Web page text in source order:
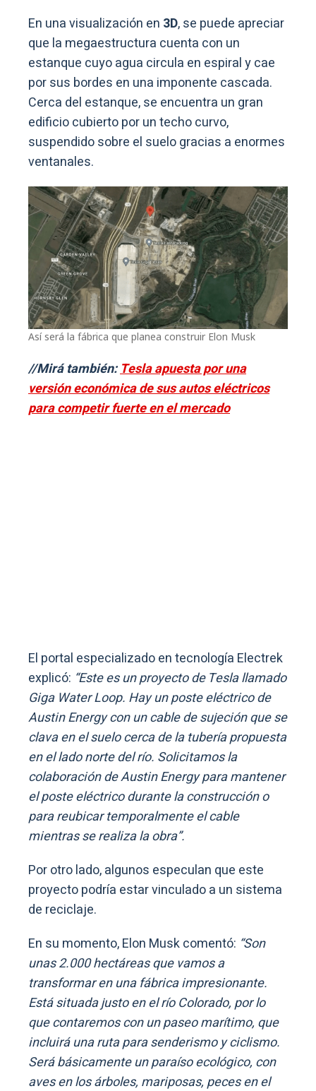
En una visualización en 3D, se puede apreciar
que la megaestructura cuenta con un
estanque cuyo agua circula en espiral y cae
por sus bordes en una imponente cascada.
Cerca del estanque, se encuentra un gran
edificio cubierto por un techo curvo,
suspendido sobre el suelo gracias a enormes
ventanales.
Así será la fábrica que planea construir Elon Musk
//Mirá también:Tesla apuesta por una
versión económica de sus autos eléctricos
para competir fuerte en el mercado
El portal especializado en tecnología Electrek
explicó: “Este es un proyecto de Tesla llamado
Giga Water Loop. Hay un poste eléctrico de
Austin Energy con un cable de sujeción que se
clava en el suelo cerca de la tubería propuesta
en el lado norte del río. Solicitamos la
colaboración de Austin Energy para mantener
el poste eléctrico durante la construcción o
para reubicar temporalmente el cable
mientras se realiza la obra”.
Por otro lado, algunos especulan que este
proyecto podría estar vinculado a un sistema
de reciclaje.
En su momento, Elon Musk comentó: “Son
unas 2.000 hectáreas que vamos a
transformar en una fábrica impresionante.
Está situada justo en el río Colorado, por lo
que contaremos con un paseo marítimo, que
incluirá una ruta para senderismo y ciclismo.
Será básicamente un paraíso ecológico, con
aves en los árboles, mariposas, peces en el